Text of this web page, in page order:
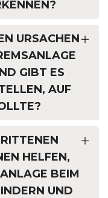
URSACHEN
GIBT ES
AUF
HELFEN,
BEIM
UND